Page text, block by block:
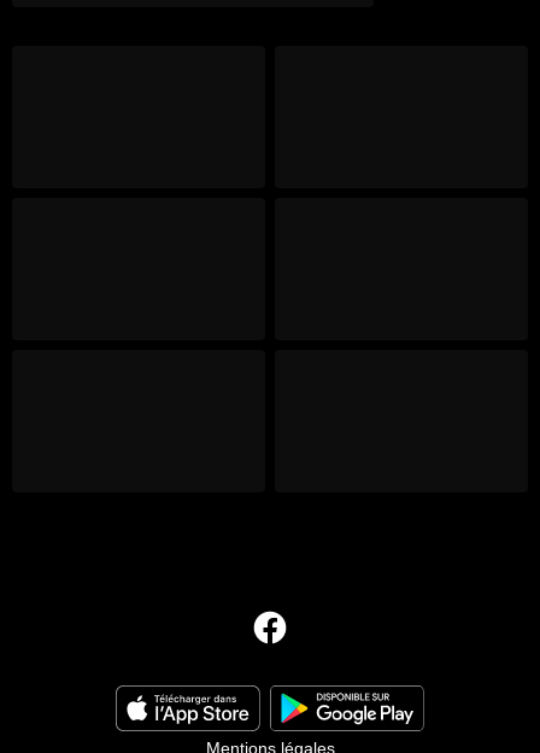
Mentions légales